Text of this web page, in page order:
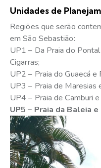
Unidades de
Regiões que serão
em São Sebastião:
UP1 – Da Praia do
Cigarras;
UP2 – Praia do Guaecá e
UP3 – Praia de Maresias
UP4 – Praia de Camburi
UP5 – Praia da Baleia